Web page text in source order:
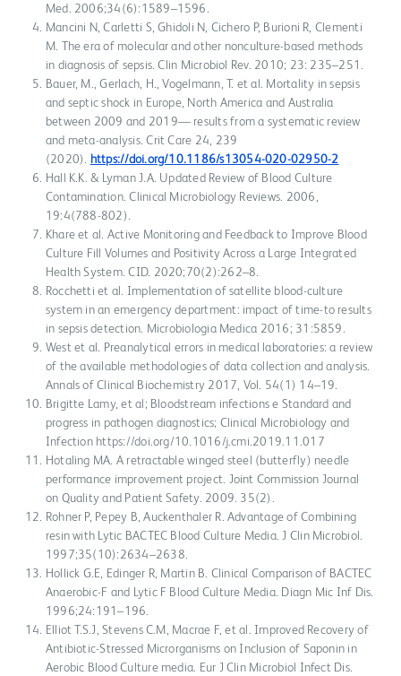
Med. 2006;34(6):1589–1596.
Mancini N, Carletti S, Ghidoli N, Cichero P, Burioni R, Clementi
M. The era of molecular and other nonculture-based methods
in diagnosis of sepsis. Clin Microbiol Rev. 2010; 23: 235–251.
Bauer, M., Gerlach, H., Vogelmann, T. et al. Mortality in sepsis
and septic shock in Europe, North America and Australia
between 2009 and 2019— results from a systematic review
and meta-analysis. Crit Care 24, 239
(2020). https://doi.org/10.1186/s13054-020-02950-2
Hall K.K. & Lyman J.A. Updated Review of Blood Culture
Contamination. Clinical Microbiology Reviews. 2006,
19:4(788-802).
Khare et al. Active Monitoring and Feedback to Improve Blood
Culture Fill Volumes and Positivity Across a Large Integrated
Health System. CID. 2020;70(2):262–8.
Rocchetti et al. Implementation of satellite blood-culture
system in an emergency department: impact of time-to results
in sepsis detection. Microbiologia Medica 2016; 31:5859.
West et al. Preanalytical errors in medical laboratories: a review
of the available methodologies of data collection and analysis.
Annals of Clinical Biochemistry 2017, Vol. 54(1) 14–19.
Brigitte Lamy, et al; Bloodstream infections e Standard and
progress in pathogen diagnostics; Clinical Microbiology and
Infection https://doi.org/10.1016/j.cmi.2019.11.017 ​
Hotaling MA. A retractable winged steel (butterfly) needle
performance improvement project. Joint Commission Journal
on Quality and Patient Safety. 2009. 35(2).
Rohner P, Pepey B, Auckenthaler R. Advantage of Combining
resin with Lytic BACTEC Blood Culture Media. J Clin Microbiol.
1997;35(10):2634–2638.
Hollick G.E, Edinger R, Martin B. Clinical Comparison of BACTEC
Anaerobic-F and Lytic F Blood Culture Media. Diagn Mic Inf Dis.
1996;24:191–196.
Elliot T.S.J, Stevens C.M, Macrae F, et al. Improved Recovery of
Antibiotic-Stressed Microrganisms on Inclusion of Saponin in
Aerobic Blood Culture media. Eur J Clin Microbiol Infect Dis.